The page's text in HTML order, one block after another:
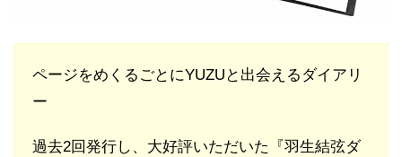
ページをめくるごとにYUZUと出会えるダイアリ
ー
過去2回発行し、大好評いただいた『羽生結弦ダ